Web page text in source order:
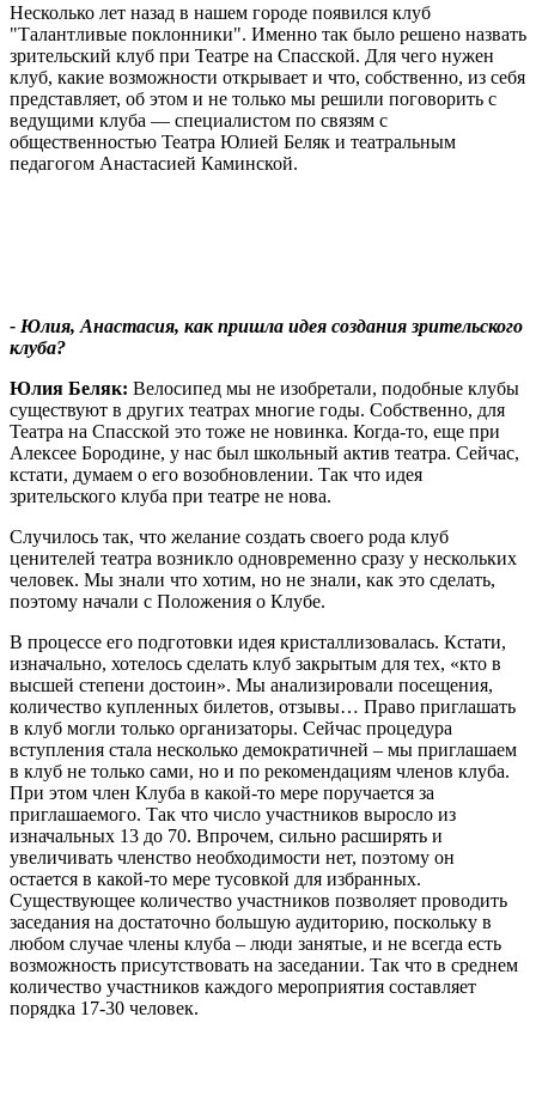
Несколько лет назад в нашем городе появился клуб
"Талантливые поклонники". Именно так было решено назвать
зрительский клуб при Театре на Спасской. Для чего нужен
клуб, какие возможности открывает и что, собственно, из себя
представляет, об этом и не только мы решили поговорить с
ведущими клуба — специалистом по связям с
общественностью Театра Юлией Беляк и театральным
педагогом Анастасией Каминской.
- Юлия, Анастасия, как пришла идея создания зрительского
клуба?
Юлия Беляк: Велосипед мы не изобретали, подобные клубы
существуют в других театрах многие годы. Собственно, для
Театра на Спасской это тоже не новинка. Когда-то, еще при
Алексее Бородине, у нас был школьный актив театра. Сейчас,
кстати, думаем о его возобновлении. Так что идея
зрительского клуба при театре не нова.
Случилось так, что желание создать своего рода клуб
ценителей театра возникло одновременно сразу у нескольких
человек. Мы знали что хотим, но не знали, как это сделать,
поэтому начали с Положения о Клубе.
В процессе его подготовки идея кристаллизовалась. Кстати,
изначально, хотелось сделать клуб закрытым для тех, «кто в
высшей степени достоин». Мы анализировали посещения,
количество купленных билетов, отзывы… Право приглашать
в клуб могли только организаторы. Сейчас процедура
вступления стала несколько демократичней – мы приглашаем
в клуб не только сами, но и по рекомендациям членов клуба.
При этом член Клуба в какой-то мере поручается за
приглашаемого. Так что число участников выросло из
изначальных 13 до 70. Впрочем, сильно расширять и
увеличивать членство необходимости нет, поэтому он
остается в какой-то мере тусовкой для избранных.
Существующее количество участников позволяет проводить
заседания на достаточно большую аудиторию, поскольку в
любом случае члены клуба – люди занятые, и не всегда есть
возможность присутствовать на заседании. Так что в среднем
количество участников каждого мероприятия составляет
порядка 17-30 человек.